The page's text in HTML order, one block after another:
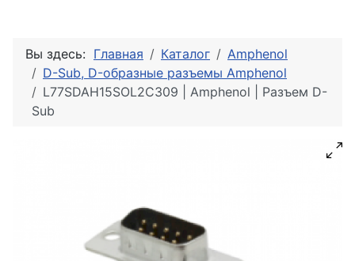
Вы здесь: Главная Каталог
Amphenol
D-Sub, D-образные разъемы Amphenol
L77SDAH15SOL2C309 | Amphenol | Разъем D-
Sub